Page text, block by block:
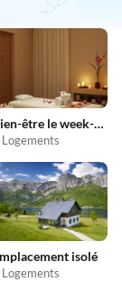
Bien-être le week-end
Logements
isolé
Logements